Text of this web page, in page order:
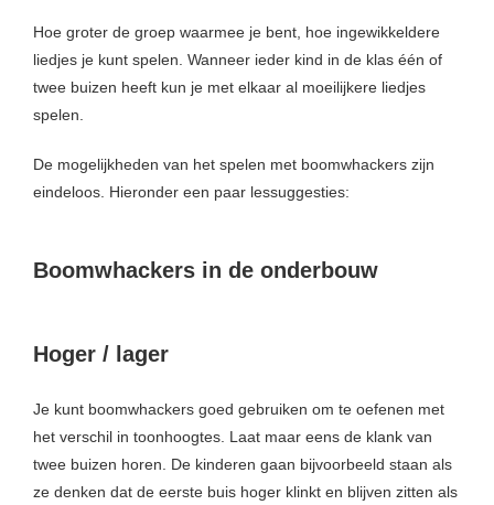
Hoe groter de groep waarmee je bent, hoe ingewikkeldere
liedjes je kunt spelen. Wanneer ieder kind in de klas één of
twee buizen heeft kun je met elkaar al moeilijkere liedjes
spelen.
De mogelijkheden van het spelen met boomwhackers zijn
eindeloos. Hieronder een paar lessuggesties:
Boomwhackers in de onderbouw
Hoger / lager
Je kunt boomwhackers goed gebruiken om te oefenen met
het verschil in toonhoogtes. Laat maar eens de klank van
twee buizen horen. De kinderen gaan bijvoorbeeld staan als
ze denken dat de eerste buis hoger klinkt en blijven zitten als